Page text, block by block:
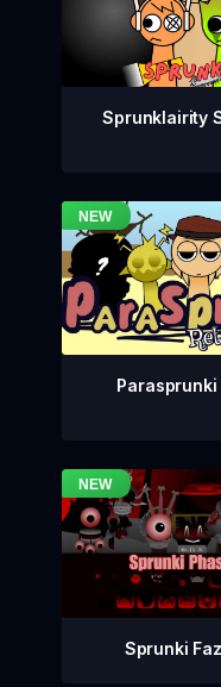
Sprunklairity
Parasprunki
Sprunki